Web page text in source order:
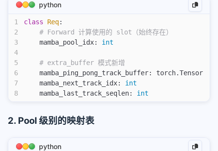
python
1
2
3
4
5
6
7
8
class Req:
    # Forward 计算使用的 slot（始终存在）
    mamba_pool_idx:
int
    # extra_buffer 模式新增
    mamba_ping_pong_track_buffer: torch.Tensor
    mamba_next_track_idx:
int
    mamba_last_track_seqlen:
int
2. Pool 级别的映射表
python
部署easyimage图床
网站部署端口